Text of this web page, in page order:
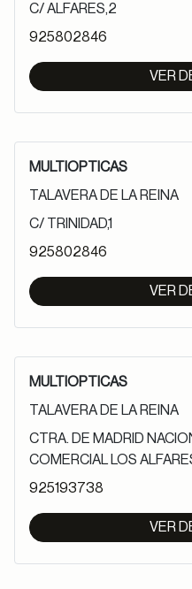
C/ ALFARES,2
925802846
VER
MULTIOPTICAS
TALAVERA DE LA REINA
C/ TRINIDAD,1
925802846
VER
MULTIOPTICAS
TALAVERA DE LA REINA
CTRA. DE MADRID
COMERCIAL LOS
925193738
VER